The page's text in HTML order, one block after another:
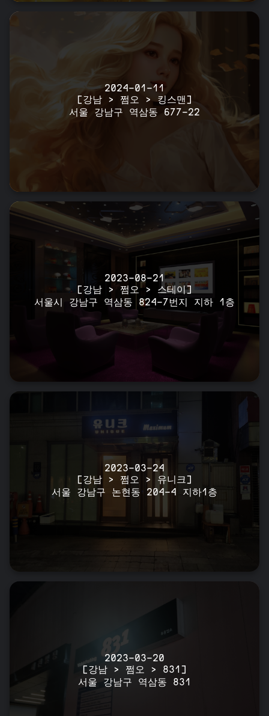
2024-01-11
[강남 > 쩜오 > 킹스맨]
서울 강남구 역삼동 677-22
2023-08-21
[강남 > 쩜오 > 스테이]
서울시 강남구 역삼동 824-7번지 지하 1층
2023-03-24
[강남 > 쩜오 > 유니크]
서울 강남구 논현동 204-4 지하1층
2023-03-20
[강남 > 쩜오 > 831]
서울 강남구 역삼동 831